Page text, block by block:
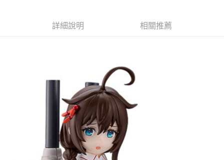
流程，驗證手機門號後，選擇欲分期的期數、繳款截止日，確認付款後即完
1.分期款項不併入電信帳單，「大哥付你分期」於每月結算日後寄送繳費提
2.透過簡訊連結打開帳單後，可選擇「超商條碼／台灣大直營門市／銀行轉
帳／街口支付／iPASS MONEY」等通路繳費。
1.本服務係由「台灣大哥大股份有限公司」（以下簡稱本公司）所提供，讓
用戶於交易時，得透過本服務購買商品或服務，並由商店將買賣／分期付款
買賣價金債權讓與本公司後，依約使用本公司帳單繳交帳款。
每筆NT$90，滿NT$3,000(含以上)免運費
預購-7-11取貨付款(舊)
每筆NT$90，滿NT$3,000(含以上)免運費
預購-付款後7-11取貨(舊)
每筆NT$90，滿NT$3,000(含以上)免運費
詳細說明 相關推薦